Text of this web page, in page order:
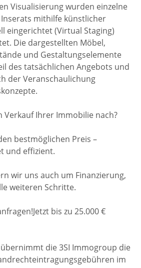
Visualisierung wurden einzelne
mithilfe künstlicher
eingerichtet (Virtual Staging)
Die dargestellten Möbel,
und Gestaltungselemente
des tatsächlichen Angebots und
der Veranschaulichung
Verkauf Ihrer Immobilie nach?
bestmöglichen Preis –
und effizient.
wir uns auch um Finanzierung,
weiteren Schritte.
bis zu 25.000 €
die 3SI Immogroup die
im